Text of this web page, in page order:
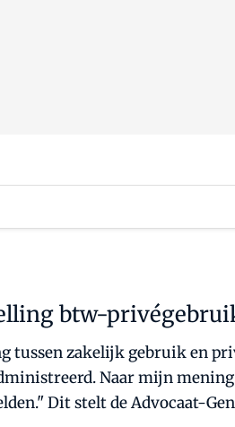
btw-
zakelijk gebruik en
Naar mijn
Dit stelt de Advocaat-